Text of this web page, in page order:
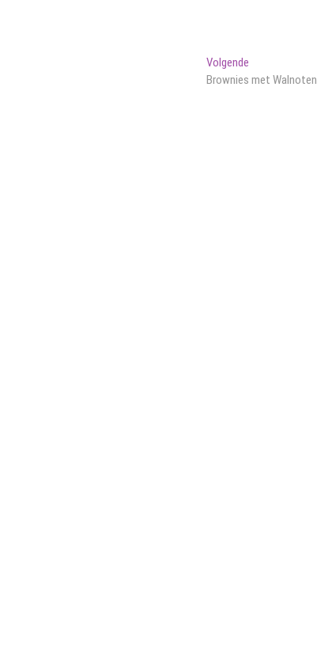
Volgende
bericht:
Brownies met Walnoten